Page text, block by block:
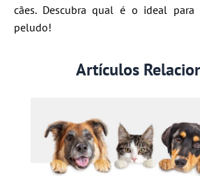
cães. Descubra qual é o ideal para
peludo!
Artículos